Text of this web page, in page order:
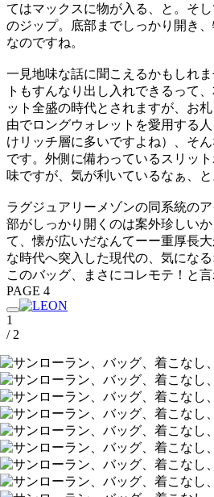
てはマックスに物が入る、と。そ
のジップ。底部までしっかり開き
なのですね。
一見地味な話に聞こえるかもしれ
トもすんなり出し入れできるって
ット全盛の時代とされますが、お
由でロングウォレットを愛用する
けリッチ層に多いですよね）、そ
です。外側に備わっているスリッ
味ですが、気が利いているなぁ、と
ラグジュアリーメゾンの同系統の
部がしっかり開くのは案外珍しい
て、懐が広いだなんてーー重厚長
な時代へ突入した現代の、気にな
このバッグ、まさにコレモテ！と言
PAGE 4
1
/ 2